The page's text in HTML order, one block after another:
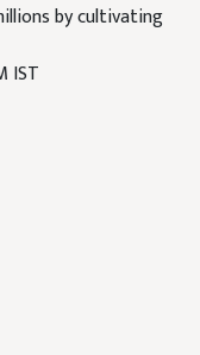
by cultivating
IST